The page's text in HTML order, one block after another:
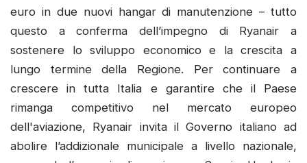
euro in due nuovi hangar di manutenzione – tutto
questo a conferma dell’impegno di Ryanair a
sostenere lo sviluppo economico e la crescita a
lungo termine della Regione. Per continuare a
crescere in tutta Italia e garantire che il Paese
rimanga competitivo nel mercato europeo
dell'aviazione, Ryanair invita il Governo italiano ad
abolire l’addizionale municipale a livello nazionale,